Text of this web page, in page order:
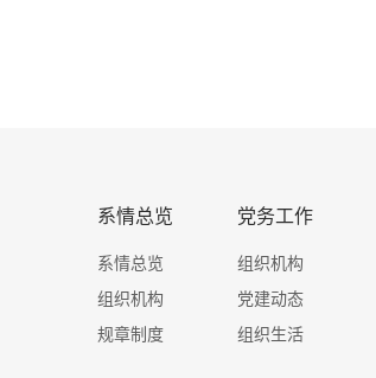
系情总览
系情总览
组织机构
规章制度
党务工作
组织机构
党建动态
组织生活